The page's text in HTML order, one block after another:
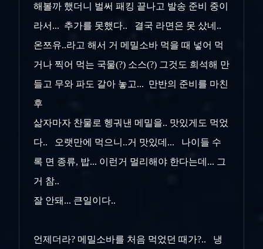
해볼까 했더니 벌써 패킹 끝나고 발송 준비 중이
라서... 추가를 못했다.. 결국 라면은 못 샀네..
온쯔유..라고 해서 거 메밀소바 먹을 때 넣어 먹
거나 찍어 먹는 국물(?) 소스(?) 그것도 희석해 만
들고 무와 파도 갈아 놓고... 만반의 준비를 마친
후
삶자마자 찬물로 헹궈낸 메밀을.. 맛있게도 먹었
다.. 오랫만에 먹으니..거 맛있데... 나이들 수
록 면 종류, 밥... 이런거 멀리해야 한다는데... 그
거 참..
잘 안돼... 큰일이다..
언제더라? 메밀소바를 처음 먹었던 때가?.. 냉